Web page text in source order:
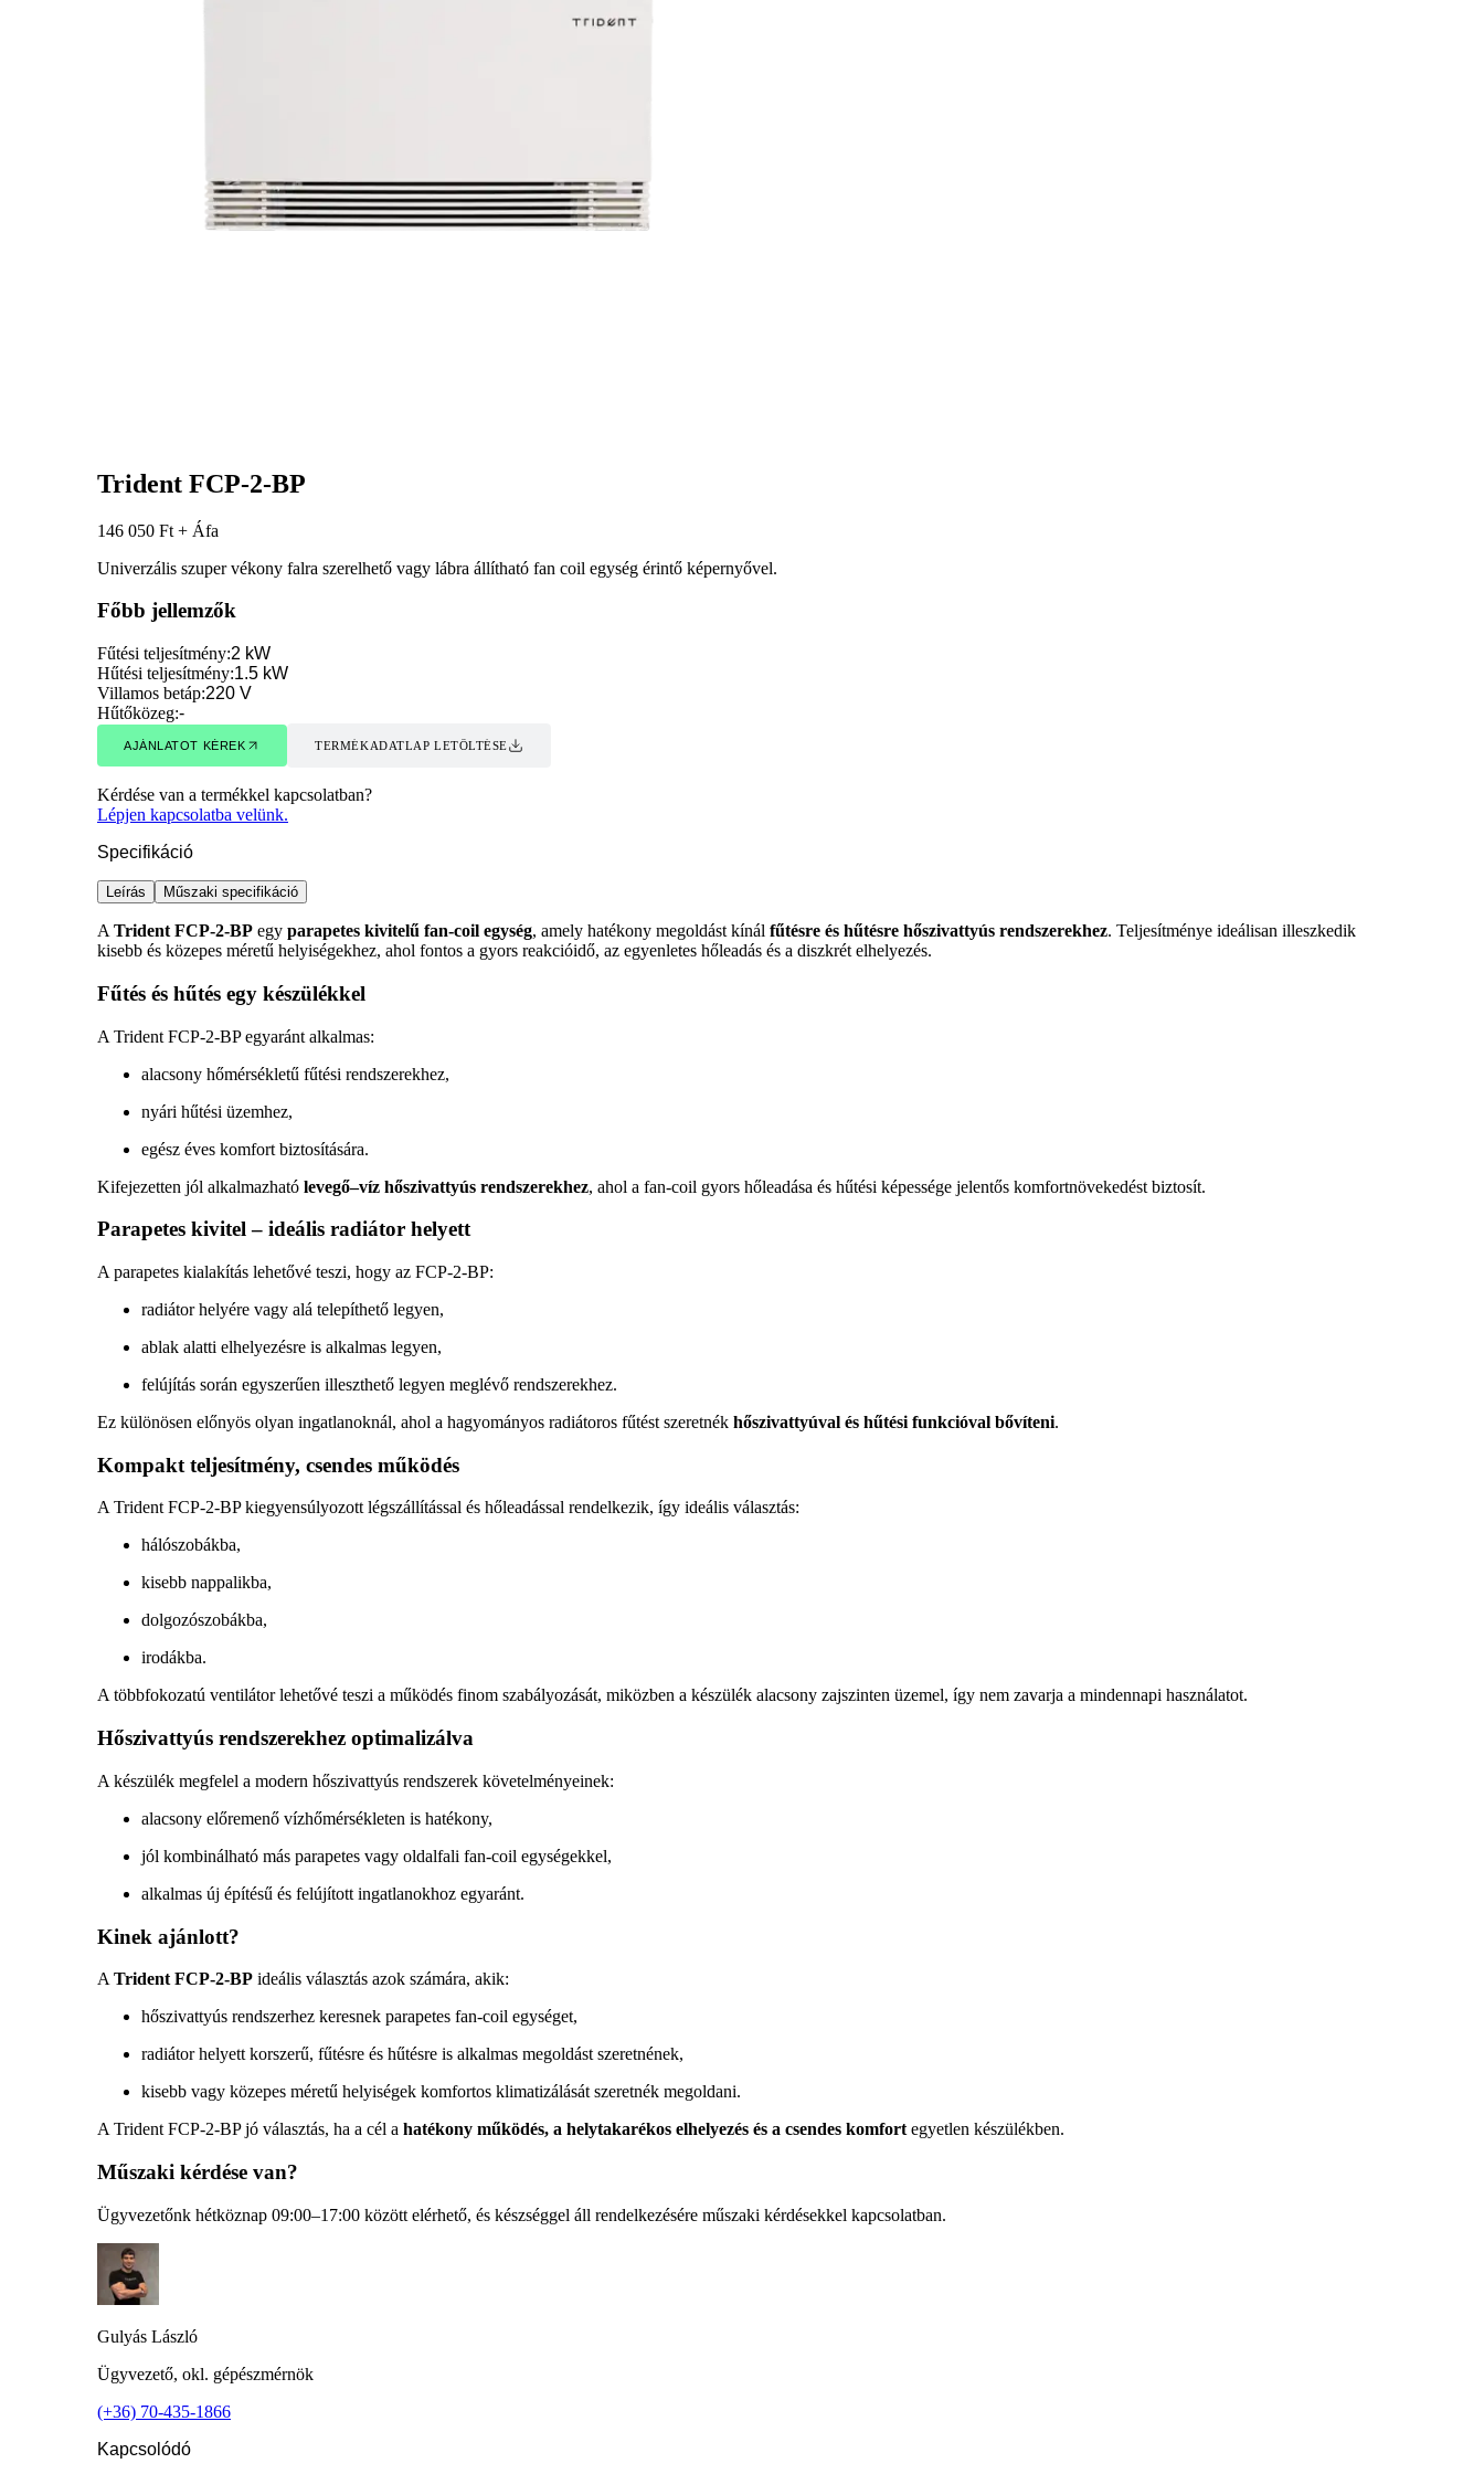
Trident FCP-2-BP
146 050 Ft + Áfa
Univerzális szuper vékony falra szerelhető vagy lábra állítható fan coil egység érintő képernyővel.
Főbb jellemzők
Fűtési teljesítmény:2 kW
Hűtési teljesítmény:1.5 kW
Villamos betáp:220 V
Hűtőközeg:-
AJÁNLATOT KÉREK TERMÉKADATLAP LETÖLTÉSE
Kérdése van a termékkel kapcsolatban?
Lépjen kapcsolatba velünk.
Specifikáció
Leírás Műszaki specifikáció
A Trident FCP-2-BP egy parapetes kivitelű fan-coil egység, amely hatékony megoldást kínál fűtésre és hűtésre hőszivattyús rendszerekhez. Teljesítménye ideálisan illeszkedik
kisebb és közepes méretű helyiségekhez, ahol fontos a gyors reakcióidő, az egyenletes hőleadás és a diszkrét elhelyezés.
Fűtés és hűtés egy készülékkel
A Trident FCP-2-BP egyaránt alkalmas:
alacsony hőmérsékletű fűtési rendszerekhez,
nyári hűtési üzemhez,
egész éves komfort biztosítására.
Kifejezetten jól alkalmazható levegő–víz hőszivattyús rendszerekhez, ahol a fan-coil gyors hőleadása és hűtési képessége jelentős komfortnövekedést biztosít.
Parapetes kivitel – ideális radiátor helyett
A parapetes kialakítás lehetővé teszi, hogy az FCP-2-BP:
radiátor helyére vagy alá telepíthető legyen,
ablak alatti elhelyezésre is alkalmas legyen,
felújítás során egyszerűen illeszthető legyen meglévő rendszerekhez.
Ez különösen előnyös olyan ingatlanoknál, ahol a hagyományos radiátoros fűtést szeretnék hőszivattyúval és hűtési funkcióval bővíteni.
Kompakt teljesítmény, csendes működés
A Trident FCP-2-BP kiegyensúlyozott légszállítással és hőleadással rendelkezik, így ideális választás:
hálószobákba,
kisebb nappalikba,
dolgozószobákba,
irodákba.
A többfokozatú ventilátor lehetővé teszi a működés finom szabályozását, miközben a készülék alacsony zajszinten üzemel, így nem zavarja a mindennapi használatot.
Hőszivattyús rendszerekhez optimalizálva
A készülék megfelel a modern hőszivattyús rendszerek követelményeinek:
alacsony előremenő vízhőmérsékleten is hatékony,
jól kombinálható más parapetes vagy oldalfali fan-coil egységekkel,
alkalmas új építésű és felújított ingatlanokhoz egyaránt.
Kinek ajánlott?
A Trident FCP-2-BP ideális választás azok számára, akik:
hőszivattyús rendszerhez keresnek parapetes fan-coil egységet,
radiátor helyett korszerű, fűtésre és hűtésre is alkalmas megoldást szeretnének,
kisebb vagy közepes méretű helyiségek komfortos klimatizálását szeretnék megoldani.
A Trident FCP-2-BP jó választás, ha a cél a hatékony működés, a helytakarékos elhelyezés és a csendes komfort egyetlen készülékben.
Műszaki kérdése van?
Ügyvezetőnk hétköznap 09:00–17:00 között elérhető, és készséggel áll rendelkezésére műszaki kérdésekkel kapcsolatban.
Gulyás László
Ügyvezető, okl. gépészmérnök
(+36) 70-435-1866
Kapcsolódó